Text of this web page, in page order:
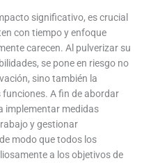
significativo, es crucial
con tiempo y enfoque
carecen. Al pulverizar su
se pone en riesgo no
sino también la
A fin de abordar
implementar medidas
y gestionar
modo que todos los
a los objetivos de